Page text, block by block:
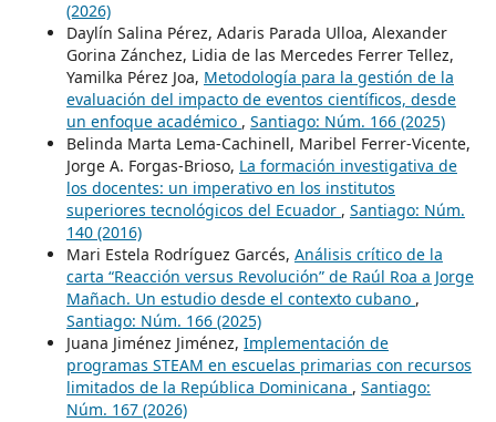
(2026)
Daylín Salina Pérez, Adaris Parada Ulloa, Alexander
Gorina Zánchez, Lidia de las Mercedes Ferrer Tellez,
Yamilka Pérez Joa, Metodología para la gestión de la
evaluación del impacto de eventos científicos, desde
un enfoque académico , Santiago: Núm. 166 (2025)
Belinda Marta Lema-Cachinell, Maribel Ferrer-Vicente,
Jorge A. Forgas-Brioso, La formación investigativa de
los docentes: un imperativo en los institutos
superiores tecnológicos del Ecuador , Santiago: Núm.
140 (2016)
Mari Estela Rodríguez Garcés, Análisis crítico de la
carta “Reacción versus Revolución” de Raúl Roa a Jorge
Mañach. Un estudio desde el contexto cubano ,
Santiago: Núm. 166 (2025)
Juana Jiménez Jiménez, Implementación de
programas STEAM en escuelas primarias con recursos
limitados de la República Dominicana , Santiago:
Núm. 167 (2026)